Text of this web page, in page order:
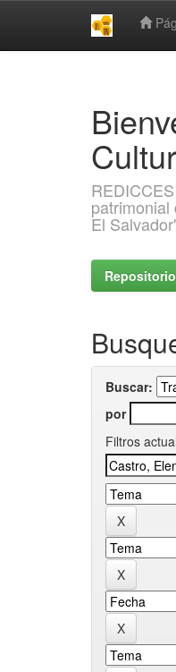
El
Buscar:
por
Filtros